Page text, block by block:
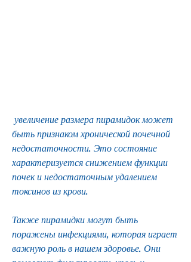
быть признаком хронической почечной
недостаточности. Это состояние
характеризуется снижением функции
почек и недостаточным удалением
токсинов из крови.
Также пирамидки могут быть
поражены инфекциями, которая играет
важную роль в нашем здоровье. Они